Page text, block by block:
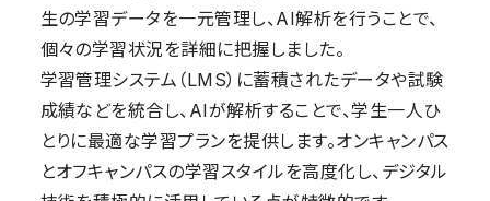
生の学習データを一元管理し、AI解析を行うことで、
個々の学習状況を詳細に把握しました。
学習管理システム（LMS）に蓄積されたデータや試験
成績などを統合し、AIが解析することで、学生一人ひ
とりに最適な学習プランを提供します。オンキャンパス
とオフキャンパスの学習スタイルを高度化し、デジタル